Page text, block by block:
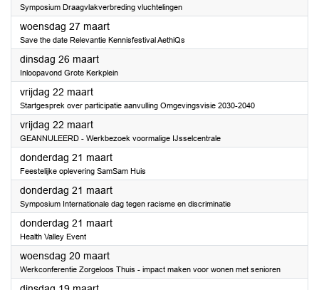
Symposium Draagvlakverbreding vluchtelingen
woensdag 27 maart2024
Save the date Relevantie Kennisfestival AethiQs
dinsdag 26 maart2024
Inloopavond Grote Kerkplein
vrijdag 22 maart2024
Startgesprek over participatie aanvulling Omgevingsvisie 2030-2040
vrijdag 22 maart2024
GEANNULEERD - Werkbezoek voormalige IJsselcentrale
donderdag 21 maart2024
Feestelijke oplevering SamSam Huis
donderdag 21 maart2024
Symposium Internationale dag tegen racisme en discriminatie
donderdag 21 maart2024
Health Valley Event
woensdag 20 maart2024
Werkconferentie Zorgeloos Thuis - impact maken voor wonen met senioren